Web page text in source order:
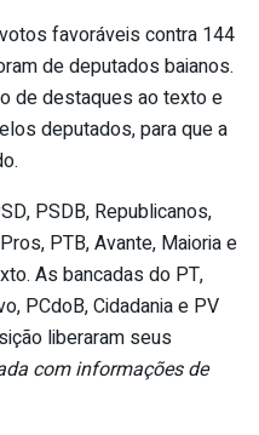
favoráveis contra 144
de deputados baianos.
de destaques ao texto e
deputados, para que a
PSDB, Republicanos,
PTB, Avante, Maioria e
As bancadas do PT,
PCdoB, Cidadania e PV
liberaram seus
com informações de